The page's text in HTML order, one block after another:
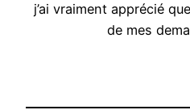
j’ai vraiment apprécié
de mes